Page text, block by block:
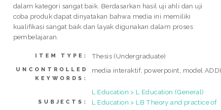
dalam kategori sangat baik. Berdasarkan hasil uji ahli dan uji
coba produk dapat dinyatakan bahwa media ini memiliki
kualifikasi sangat baik dan layak digunakan dalam proses
pembelajaran.
ITEM TYPE: Thesis (Undergraduate)
UNCONTROLLED
KEYWORDS:
media interaktif, powerpoint, model
SUBJECTS:
L Education > L Education (General)
L Education > LB Theory and practice of